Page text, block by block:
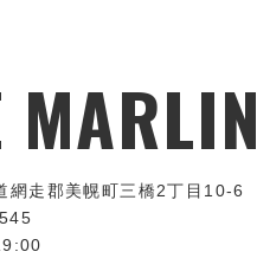
MARLIN
網走郡美幌町三橋2丁目10-6